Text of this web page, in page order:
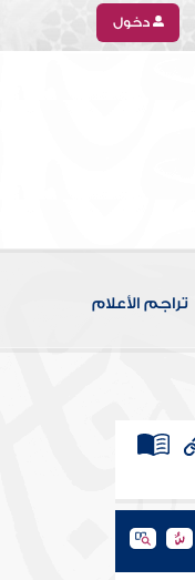
دخول
تراجم الأعلام